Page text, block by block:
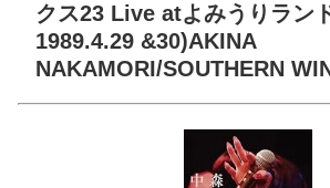
クス23 Live atよみうりラン
1989.4.29 &30)AKINA
NAKAMORI/SOUTHERN